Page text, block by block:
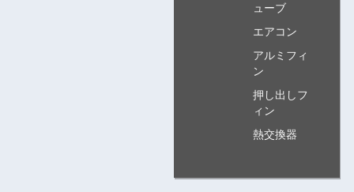
ューブ
エアコン
アルミフィ
ン
押し出しフ
ィン
熱交換器